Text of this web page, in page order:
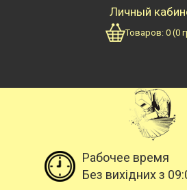
Личный
Товаров: 0 (0
Рабочее время
Без вихідних з